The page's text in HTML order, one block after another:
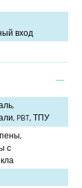
вход
PBT, ТПУ
с